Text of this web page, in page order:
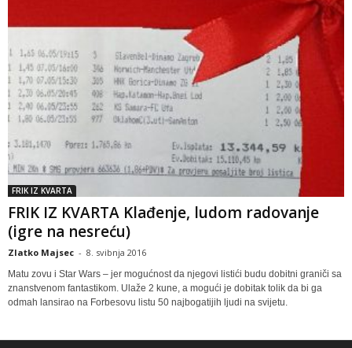
FRIK IZ KVARTA
FRIK IZ KVARTA Klađenje, ludom radovanje
(igre na nesreću)
Zlatko Majsec - 8. svibnja 2016
Matu zovu i Star Wars – jer mogućnost da njegovi listići budu dobitni graniči sa
znanstvenom fantastikom. Ulaže 2 kune, a mogući je dobitak tolik da bi ga
odmah lansirao na Forbesovu listu 50 najbogatijih ljudi na svijetu.